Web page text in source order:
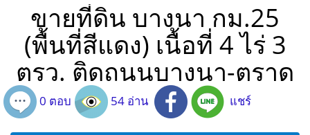
ขายที่ดิน บางนา กม.25
(พื้นที่สีแดง) เนื้อที่ 4 ไร่ 3
ตรว. ติดถนนบางนา-ตราด
0 ตอบ 54 อ่าน แชร์